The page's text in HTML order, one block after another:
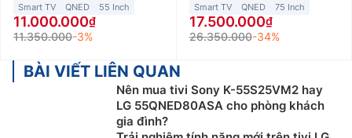
Smart TV QNED 55 Inch
11.000.000
11.350.000-3%
Smart TV QNED 75 Inch
17.500.000
26.350.000-34%
BÀI VIẾT LIÊN QUAN
Nên mua tivi Sony K-55S25VM2 hay
LG 55QNED80ASA cho phòng khách
gia đình?